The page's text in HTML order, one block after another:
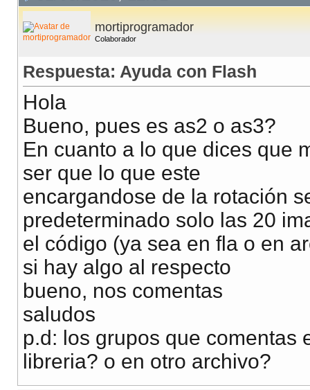
mortiprogramador
Colaborador
Respuesta: Ayuda con Flash
Hola
Bueno, pues es as2 o as3?
En cuanto a lo que dices que
ser que lo que este
encargandose de la rotación
predeterminado solo las 20
el código (ya sea en fla o en
si hay algo al respecto
bueno, nos comentas
saludos
p.d: los grupos que comentas
libreria? o en otro archivo?